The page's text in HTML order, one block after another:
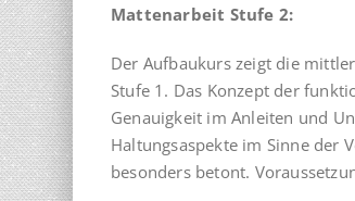
Mattenarbeit Stufe 2:
Der Aufbaukurs zeigt die
Stufe 1. Das Konzept der
Genauigkeit im Anleiten und
Haltungsaspekte im Sinne der
besonders betont.